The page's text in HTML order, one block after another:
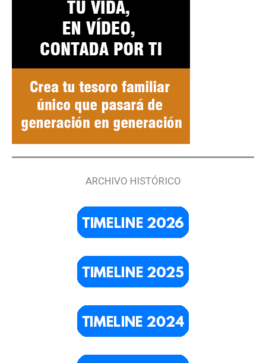
ARCHIVO HISTÓRICO